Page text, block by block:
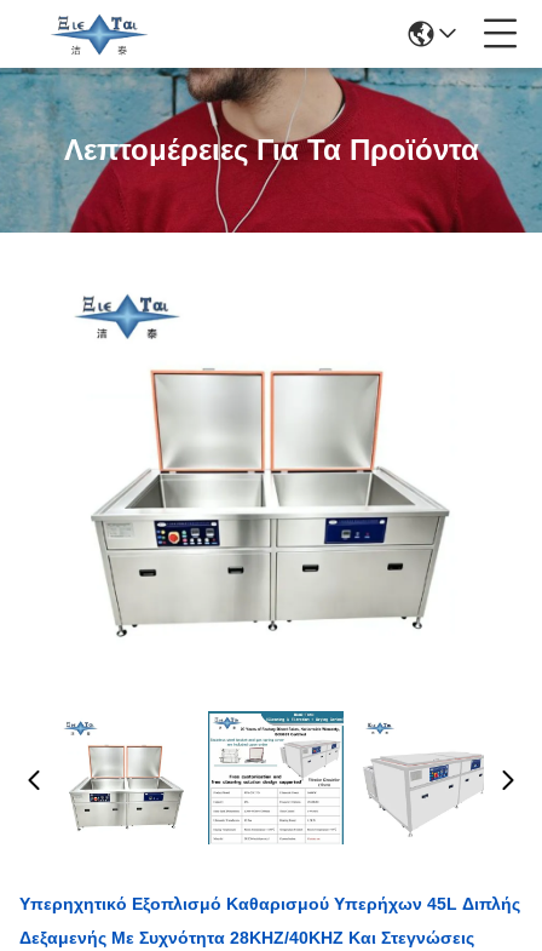
Λεπτομέρειες Για Τα Προϊόντα
Υπερηχητικό Εξοπλισμό Καθαρισμού Υπερήχων 45L Διπλής
Δεξαμενής Με Συχνότητα 28KHZ/40KHZ Και Στεγνώσεις